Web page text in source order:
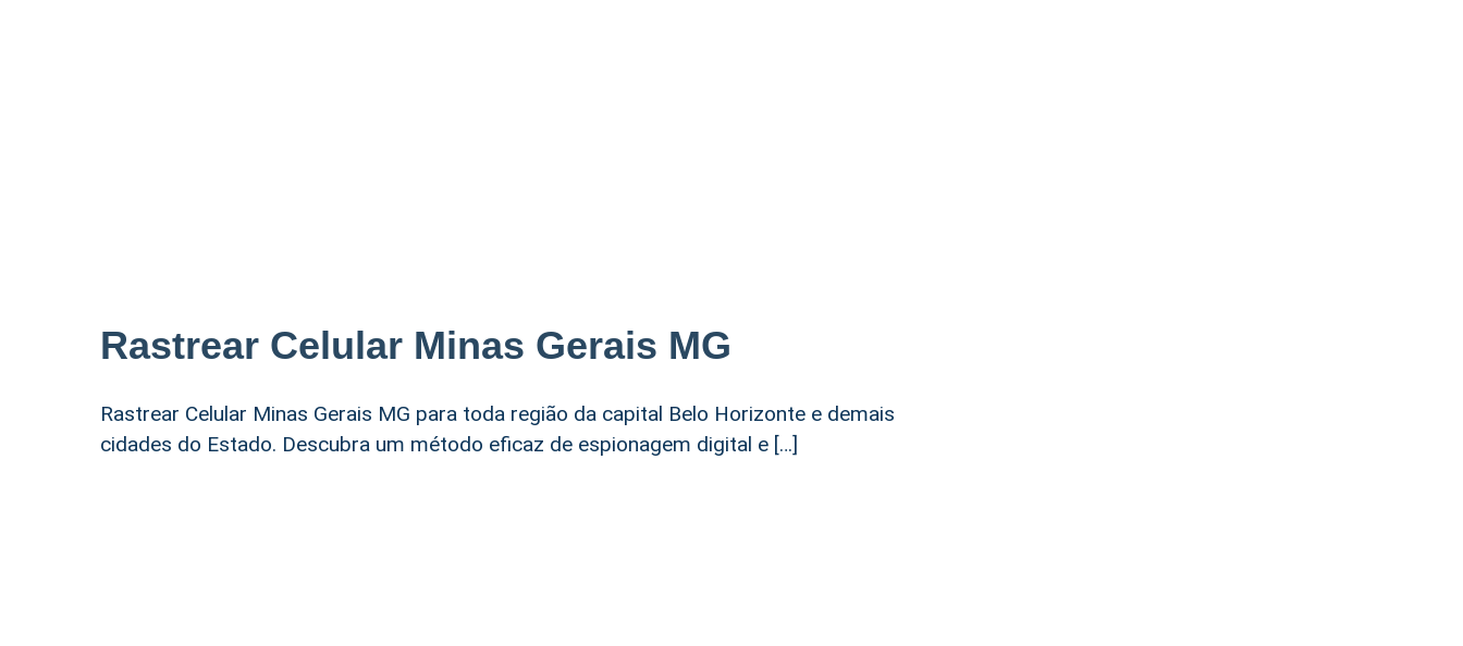
Rastrear Celular Minas Gerais MG
Rastrear Celular Minas Gerais MG para toda região da capital Belo Horizonte e demais
cidades do Estado. Descubra um método eficaz de espionagem digital e […]